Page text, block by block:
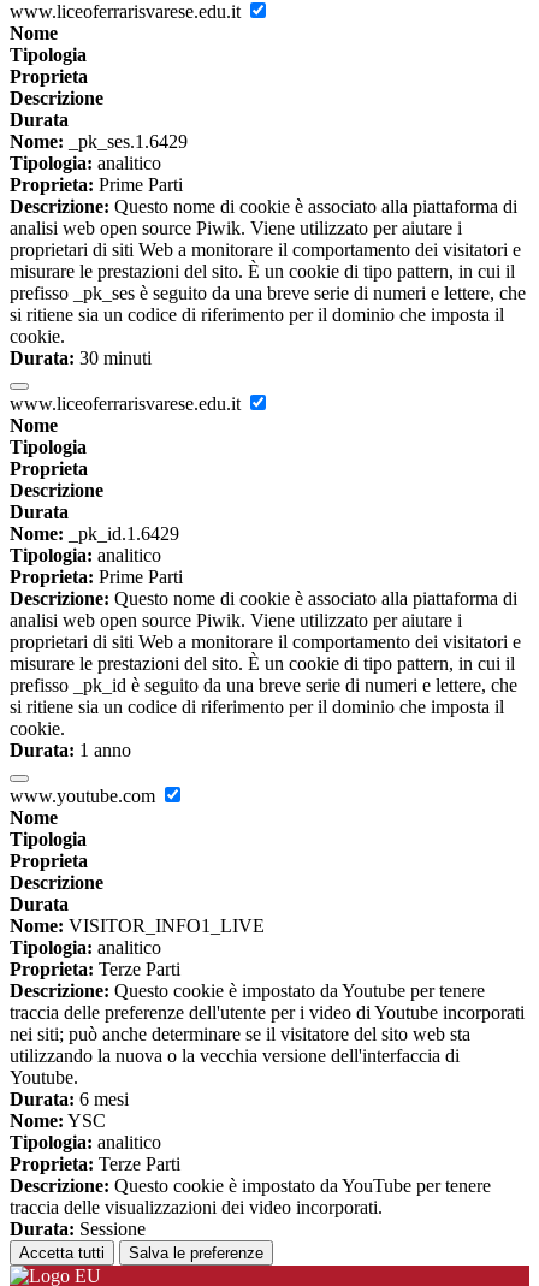
www.liceoferrarisvarese.edu.it
Nome
Tipologia
Proprieta
Descrizione
Durata
Nome: _pk_ses.1.6429
Tipologia: analitico
Proprieta: Prime Parti
Descrizione: Questo nome di cookie è associato alla piattaforma di
analisi web open source Piwik. Viene utilizzato per aiutare i
proprietari di siti Web a monitorare il comportamento dei visitatori e
misurare le prestazioni del sito. È un cookie di tipo pattern, in cui il
prefisso _pk_ses è seguito da una breve serie di numeri e lettere, che
si ritiene sia un codice di riferimento per il dominio che imposta il
cookie.
Durata: 30 minuti
www.liceoferrarisvarese.edu.it
Nome
Tipologia
Proprieta
Descrizione
Durata
Nome: _pk_id.1.6429
Tipologia: analitico
Proprieta: Prime Parti
Descrizione: Questo nome di cookie è associato alla piattaforma di
analisi web open source Piwik. Viene utilizzato per aiutare i
proprietari di siti Web a monitorare il comportamento dei visitatori e
misurare le prestazioni del sito. È un cookie di tipo pattern, in cui il
prefisso _pk_id è seguito da una breve serie di numeri e lettere, che
si ritiene sia un codice di riferimento per il dominio che imposta il
cookie.
Durata: 1 anno
www.youtube.com
Nome
Tipologia
Proprieta
Descrizione
Durata
Nome: VISITOR_INFO1_LIVE
Tipologia: analitico
Proprieta: Terze Parti
Descrizione: Questo cookie è impostato da Youtube per tenere
traccia delle preferenze dell'utente per i video di Youtube incorporati
nei siti; può anche determinare se il visitatore del sito web sta
utilizzando la nuova o la vecchia versione dell'interfaccia di
Youtube.
Durata: 6 mesi
Nome: YSC
Tipologia: analitico
Proprieta: Terze Parti
Descrizione: Questo cookie è impostato da YouTube per tenere
traccia delle visualizzazioni dei video incorporati.
Durata: Sessione
Accetta tutti Salva le preferenze